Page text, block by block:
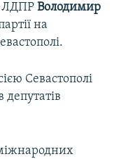
ЛДПР Володимир
на
Севастополі